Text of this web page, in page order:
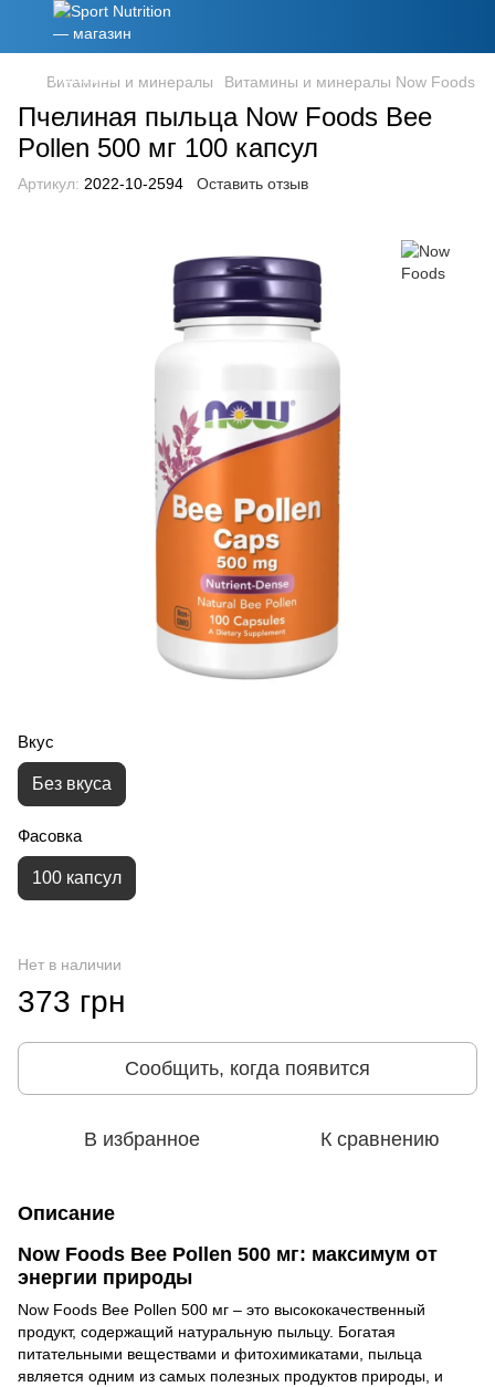
Витамины и минералы Витамины и минералы Now Foods
Пчелиная пыльца Now Foods Bee
Pollen 500 мг 100 капсул
Артикул: 2022-10-2594 Оставить отзыв
Вкус
Без вкуса
Фасовка
100 капсул
Нет в наличии
373 грн
Сообщить, когда появится
В избранное К сравнению
Описание
Now Foods Bee Pollen 500 мг: максимум от
энергии природы
Now Foods Bee Pollen 500 мг – это высококачественный
продукт, содержащий натуральную пыльцу. Богатая
питательными веществами и фитохимикатами, пыльца
является одним из самых полезных продуктов природы, и